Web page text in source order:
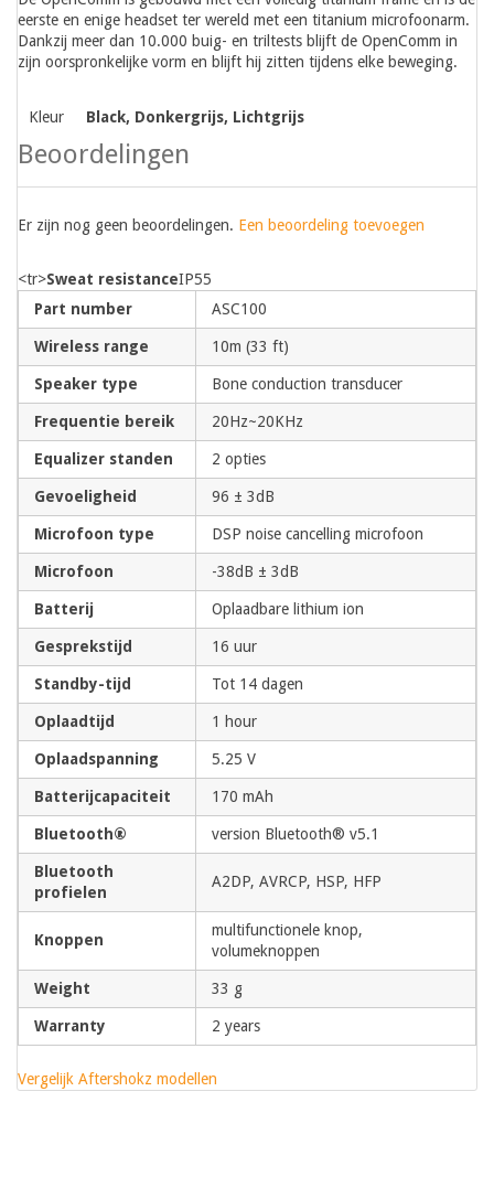
eerste en enige headset ter wereld met een titanium microfoonarm.
Dankzij meer dan 10.000 buig- en triltests blijft de OpenComm in
zijn oorspronkelijke vorm en blijft hij zitten tijdens elke beweging.
Kleur Black, Donkergrijs, Lichtgrijs
Beoordelingen
Er zijn nog geen beoordelingen. Een beoordeling toevoegen
<tr>Sweat resistanceIP55
Part number
ASC100
Wireless range 10m (33 ft)
Speaker type Bone conduction transducer
Frequentie bereik 20Hz~20KHz
Equalizer standen 2 opties
Gevoeligheid 96 ± 3dB
Microfoon type DSP noise cancelling microfoon
Microfoon -38dB ± 3dB
Batterij Oplaadbare lithium ion
Gesprekstijd 16 uur
Standby-tijd Tot 14 dagen
Oplaadtijd 1 hour
Oplaadspanning 5.25 V
Batterijcapaciteit 170 mAh
Bluetooth® version Bluetooth® v5.1
Bluetooth
profielen
A2DP, AVRCP, HSP, HFP
Knoppen
multifunctionele knop,
volumeknoppen
Weight 33 g
Warranty 2 years
Vergelijk Aftershokz modellen